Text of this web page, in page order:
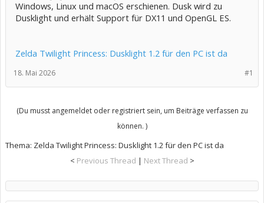
Windows, Linux und macOS erschienen. Dusk wird zu
Dusklight und erhält Support für DX11 und OpenGL ES.
Zelda Twilight Princess: Dusklight 1.2 für den PC ist da
#1
18. Mai 2026
(Du musst angemeldet oder registriert sein, um Beiträge verfassen zu
können. )
Thema: Zelda Twilight Princess: Dusklight 1.2 für den PC ist da
< Previous Thread | Next Thread >